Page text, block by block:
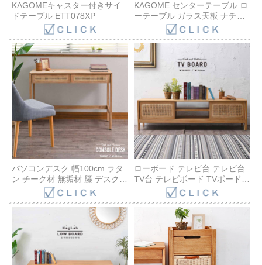
KAGOMEキャスター付きサイ
ドテーブル ETT078XP
KAGOME センターテーブル ロ
ーテーブル ガラス天板 ナチュ
ラル 北欧風インテリア 韓国風
インテリア ガラス コーヒー テ
ーブル アジアン 一人暮らし テ
ーブル リビング テーブル カゴ
メ編み チーク無垢材 ラタン
パソコンデスク 幅100cm ラタ
ン チーク材 無垢材 籐 デスク
コンソールテーブル 電源タッ
プ 収納 テレワーク 在宅勤務 勉
強机 おしゃれ ワークデスク リ
モートワーク ウッドデスク PC
ノートパソコン 学習机 ドレッ
サー PCデスク テーブル
T488XP
ローボード テレビ台 テレビ台
TV台 テレビボード TVボード
チーク無垢材 木製 ラタン 収納
AVラック チーク無垢木製
150cm幅 シンプル 北欧 アジア
ン ナチュラル ベージュ リビン
グ インテリア CALM W2885XP